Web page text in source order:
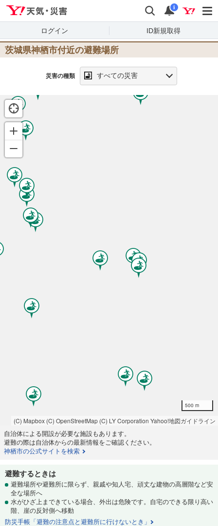
検索 通知
i
ログイン ID新規取得
茨城県神栖市付近の避難場所
災害の種類 すべての災害
500 m
(C) Mapbox (C) OpenStreetMap (C) LY Corporation Yahoo!地図ガイドライン
自治体による開設が必要な施設もあります。
避難の際は自治体からの最新情報をご確認ください。
神栖市の公式サイトを検索
避難するときは
避難場所や避難所に限らず、親戚や知人宅、頑丈な建物の高層階など安
全な場所へ
水がひざ上まできている場合、外出は危険です。自宅のできる限り高い
階、崖の反対側へ移動
防災手帳「避難の注意点と避難所に行けないとき」